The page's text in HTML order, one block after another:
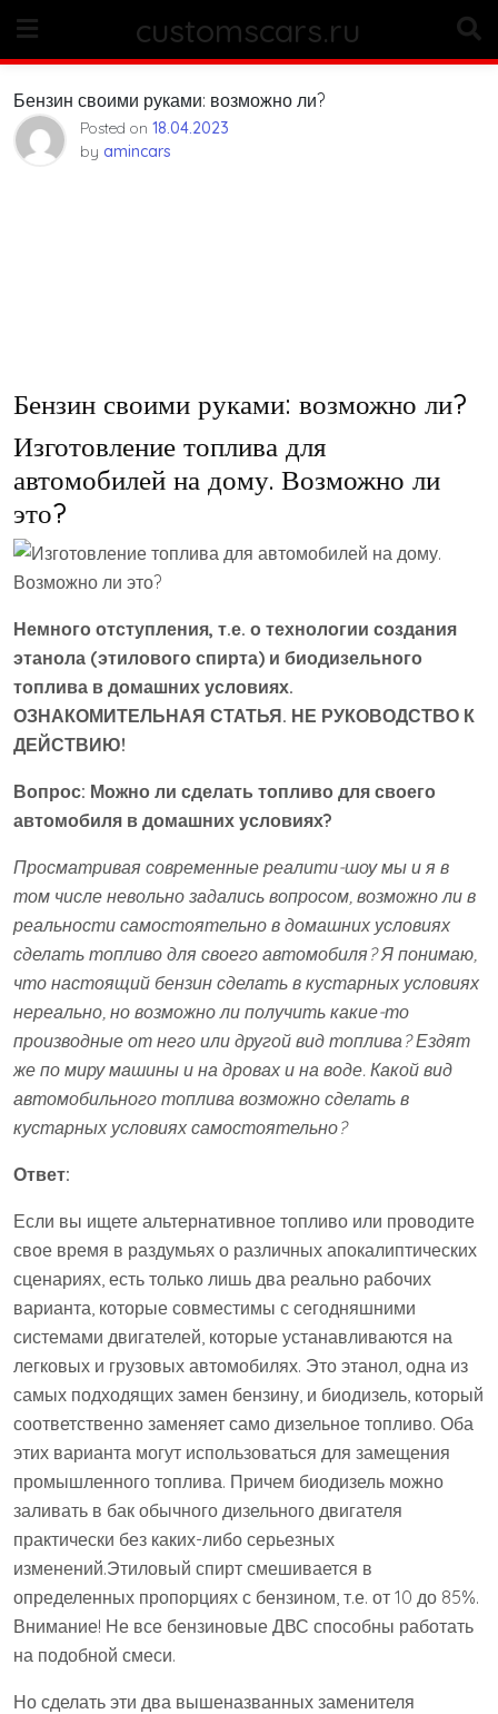
content
customscars.ru
Бензин своими руками: возможно ли?
Posted on 18.04.2023
by amincars
Бензин своими руками: возможно ли?
Изготовление топлива для
автомобилей на дому. Возможно ли
это?
Немного отступления, т.е. о технологии создания
этанола (этилового спирта) и биодизельного
топлива в домашних условиях.
ОЗНАКОМИТЕЛЬНАЯ СТАТЬЯ. НЕ РУКОВОДСТВО К
ДЕЙСТВИЮ!
Вопрос: Можно ли сделать топливо для своего
автомобиля в домашних условиях?
Просматривая современные реалити-шоу мы и я в
том числе невольно задались вопросом, возможно ли в
реальности самостоятельно в домашних условиях
сделать топливо для своего автомобиля? Я понимаю,
что настоящий бензин сделать в кустарных условиях
нереально, но возможно ли получить какие-то
производные от него или другой вид топлива? Ездят
же по миру машины и на дровах и на воде. Какой вид
автомобильного топлива возможно сделать в
кустарных условиях самостоятельно?
Ответ:
Если вы ищете альтернативное топливо или проводите
свое время в раздумьях о различных апокалиптических
сценариях, есть только лишь два реально рабочих
варианта, которые совместимы с сегодняшними
системами двигателей, которые устанавливаются на
легковых и грузовых автомобилях. Это этанол, одна из
самых подходящих замен бензину, и биодизель, который
соответственно заменяет само дизельное топливо. Оба
этих варианта могут использоваться для замещения
промышленного топлива. Причем биодизель можно
заливать в бак обычного дизельного двигателя
практически без каких-либо серьезных
изменений.Этиловый спирт смешивается в
определенных пропорциях с бензином, т.е. от 10 до 85%.
Внимание! Не все бензиновые ДВС способны работать
на подобной смеси.
Но сделать эти два вышеназванных заменителя